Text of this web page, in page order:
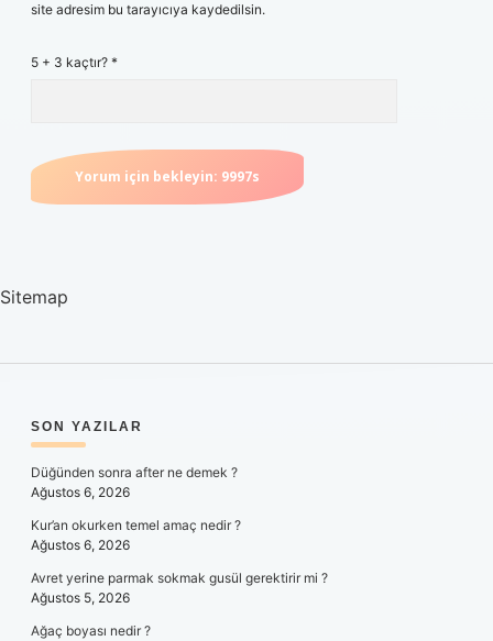
site adresim bu tarayıcıya kaydedilsin.
5 + 3 kaçtır? *
Sitemap
SIDEBAR
SON YAZILAR
Düğünden sonra after ne demek ?
Ağustos 6, 2026
Kur’an okurken temel amaç nedir ?
Ağustos 6, 2026
Avret yerine parmak sokmak gusül gerektirir mi ?
Ağustos 5, 2026
Ağaç boyası nedir ?